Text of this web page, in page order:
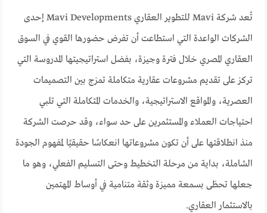
تُعد شركة Mavi للتطوير العقاري Mavi Developments إحدى
الشركات الواعدة التي استطاعت أن تفرض حضورها القوي في السوق
العقاري المصري خلال فترة وجيزة، بفضل استراتيجيتها المدروسة التي
تركز على تقديم مشروعات عقارية متكاملة تمزج بين التصميمات
العصرية، والمواقع الاستراتيجية، والخدمات المتكاملة التي تلبي
احتياجات العملاء والمستثمرين على حد سواء، وقد حرصت الشركة
منذ انطلاقتها على أن تكون مشروعاتها انعكاسًا حقيقيًا لمفهوم الجودة
الشاملة، بداية من مرحلة التخطيط وحتى التسليم الفعلي، وهو ما
جعلها تحظى بسمعة مميزة وثقة متنامية في أوساط المهتمين
بالاستثمار العقاري.